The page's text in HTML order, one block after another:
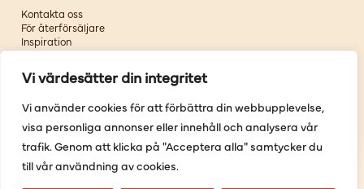
Vi värdesätter din integritet
Vi använder cookies för att förbättra din webbupplevelse,
visa personliga annonser eller innehåll och analysera vår
trafik. Genom att klicka på "Acceptera alla" samtycker du
till vår användning av cookies.
Kontakta oss
För återförsäljare
Inspiration
Om oss
Följ oss
Facebook
Instagram
Youtube